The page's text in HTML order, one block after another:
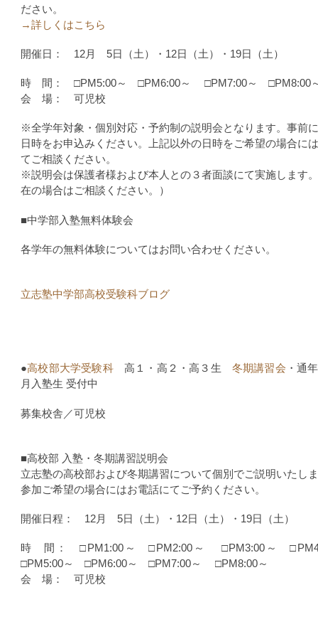
ださい。
→詳しくはこちら
開催日： 12月 5日（土）・12日（土）・19日（土）
時 間： □PM5:00～ □PM6:00～ □PM7:00～ □PM8:00
会 場： 可児校
※全学年対象・個別対応・予約制の説明会となります。事前
日時をお申込みください。上記以外の日時をご希望の場合に
てご相談ください。
※説明会は保護者様および本人との３者面談にて実施します
在の場合はご相談ください。）
■中学部入塾無料体験会
各学年の無料体験についてはお問い合わせください。
立志塾中学部高校受験科ブログ
●高校部大学受験科高１・高２・高３生 冬期講習会 ・通
月入塾生 受付中
募集校舎／可児校
■高校部 入塾・冬期講習説明会
立志塾の高校部および冬期講習について個別でご説明いたし
参加ご希望の場合にはお電話にてご予約ください。
開催日程： 12月 5日（土）・12日（土）・19日（土）
時 間： □PM1:00～ □PM2:00～ □PM3:00～
□PM5:00～ □PM6:00～ □PM7:00～ □PM8:00～
会 場： 可児校